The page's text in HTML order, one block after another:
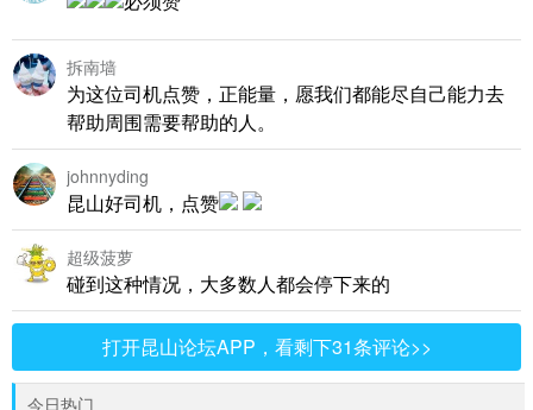
拆南墙
为这位司机点赞，正能量，愿我们都能尽自己能力去
帮助周围需要帮助的人。
johnnyding
昆山好司机，点赞
超级菠萝
碰到这种情况，大多数人都会停下来的
打开昆山论坛APP，看剩下31条评论>>
今日热门